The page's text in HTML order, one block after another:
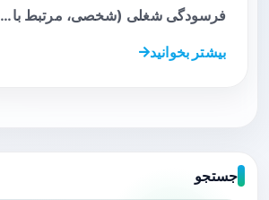
فرسودگی شغلی (شخصی، مرتبط با…
بیشتر بخوانید
جستجو